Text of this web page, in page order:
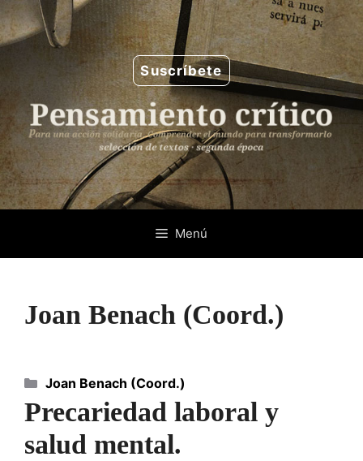
Saltar
al
contenido
Suscríbete
Menú
Joan Benach (Coord.)
Precariedad laboral y
salud mental.
Categorías
Joan Benach (Coord.)